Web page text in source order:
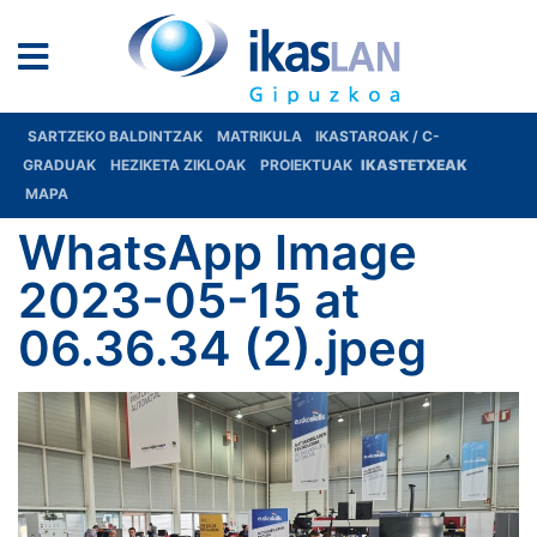
SARTZEKO BALDINTZAK MATRIKULA
IKASTAROAK / C-
GRADUAK
HEZIKETA ZIKLOAK PROIEKTUAK IKASTETXEAK
MAPA
WhatsApp Image
2023-05-15 at
06.36.34 (2).jpeg